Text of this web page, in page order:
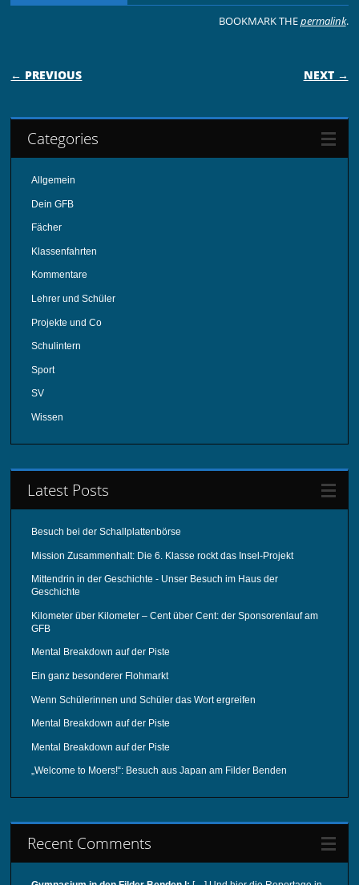
BOOKMARK THEpermalink.
POST NAVIGATION
← PREVIOUS NEXT →
Categories
Allgemein
Dein GFB
Fächer
Klassenfahrten
Kommentare
Lehrer und Schüler
Projekte und Co
Schulintern
Sport
SV
Wissen
Latest Posts
Besuch bei der Schallplattenbörse
Mission Zusammenhalt: Die 6. Klasse rockt das Insel-Projekt
Mittendrin in der Geschichte - Unser Besuch im Haus der
Geschichte
Kilometer über Kilometer – Cent über Cent: der Sponsorenlauf am
GFB
Mental Breakdown auf der Piste
Ein ganz besonderer Flohmarkt
Wenn Schülerinnen und Schüler das Wort ergreifen
Mental Breakdown auf der Piste
Mental Breakdown auf der Piste
„Welcome to Moers!“: Besuch aus Japan am Filder Benden
Recent Comments